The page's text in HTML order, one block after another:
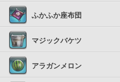
ふかふか座布団
マジックバケツ
アラガンメロン